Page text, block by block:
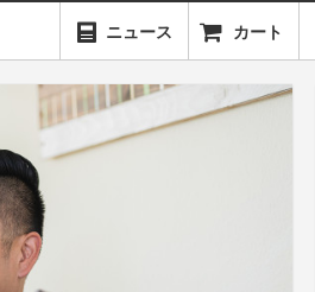
ニュース カート